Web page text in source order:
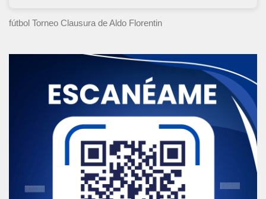
fútbol Torneo Clausurade Aldo Florentin